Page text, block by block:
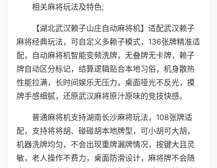
相关麻将玩法及特色;
【湖北武汉赖子山庄自动麻将机】适配武汉赖子
麻将经典玩法，可自定义多赖子模式，136张牌精准适
配，自动麻将机智能变频洗牌，无叠牌无卡牌，赖子
牌自动区分标记，结算逻辑贴合本地习俗，机身散热
性能拉满，长时间娱乐无压力，桌面哑光不反光，摸
牌手感细腻，还原武汉麻将原汁原味的竞技快感。
普通麻将机支持湖南长沙麻将玩法，108张牌适
配，支持将将胡、碰碰胡本地牌型，可小胡可大胡，
机器洗牌均匀，不会出现重牌漏牌情况，按键大且灵
敏，老人操作不费力，桌面防滑设计，麻将牌不会随